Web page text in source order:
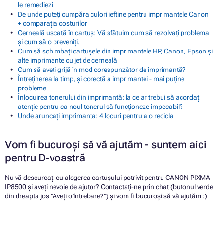
le remediezi
De unde puteți cumpăra culori ieftine pentru imprimantele Canon
+ comparația costurilor
Cerneală uscată în cartuș: Vă sfătuim cum să rezolvați problema
și cum să o preveniți.
Cum să schimbați cartușele din imprimantele HP, Canon, Epson și
alte imprimante cu jet de cerneală
Cum să aveți grijă în mod corespunzător de imprimantă?
Întreținerea la timp, și corectă a imprimantei - mai puține
probleme
Înlocuirea tonerului din imprimantă: la ce ar trebui să acordați
atenție pentru ca noul tonerul să funcționeze impecabil?
Unde aruncați imprimanta: 4 locuri pentru a o recicla
Vom fi bucuroși să vă ajutăm - suntem aici
pentru D-voastră
Nu vă descurcați cu alegerea cartușului potrivit pentru CANON PIXMA
IP8500 și aveți nevoie de ajutor? Contactați-ne prin chat (butonul verde
din dreapta jos "Aveți o întrebare?") și vom fi bucuroși să vă ajutăm :)